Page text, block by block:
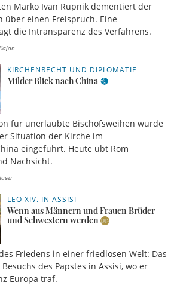
Marko Ivan Rupnik dementiert der
über einen Freispruch. Eine
die Intransparenz des Verfahrens.
KIRCHENRECHT UND DIPLOMATIE
Milder Blick nach China
für unerlaubte Bischofsweihen wurde
Situation der Kirche im
eingeführt. Heute übt Rom
Nachsicht.
LEO XIV. IN ASSISI
Wenn aus Männern und Frauen Brüder
und Schwestern werden
Friedens in einer friedlosen Welt: Das
des Papstes in Assisi, wo er
Europa traf.